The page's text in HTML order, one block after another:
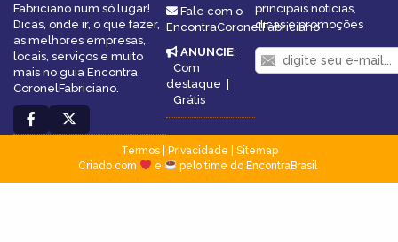
Fabriciano num só lugar!
Dicas, onde ir, o que fazer,
as melhores empresas,
locais, serviços e muito
mais no guia Encontra
CoronelFabriciano.
Fale com o
EncontraCoronelFabriciano
ANUNCIE:
Com
destaque |
Grátis
principais notícias,
dicas e promoções
Termos| Privacidade
Sitemap
Criado com
e pelo time do EncontraBrasil